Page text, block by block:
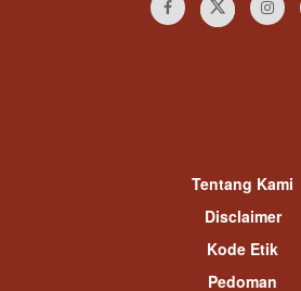
Tentang Kami
Disclaimer
Kode Etik
Pedoman